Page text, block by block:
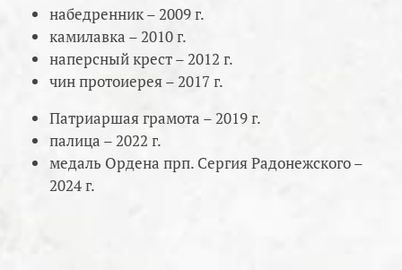
набедренник – 2009 г.
камилавка – 2010 г.
наперсный крест – 2012 г.
чин протоиерея – 2017 г.
Патриаршая грамота – 2019 г.
палица – 2022 г.
медаль Ордена прп. Сергия Радонежского –
2024 г.